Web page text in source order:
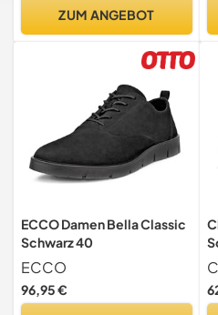
ZUM ANGEBOT
ECCO Damen Bella Classic
Schwarz 40
ECCO
96,95 €